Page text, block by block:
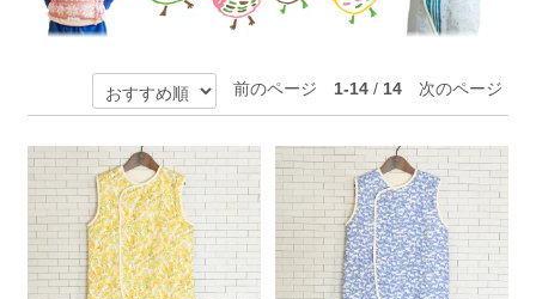
前のページ 1-14/ 14 次のページ